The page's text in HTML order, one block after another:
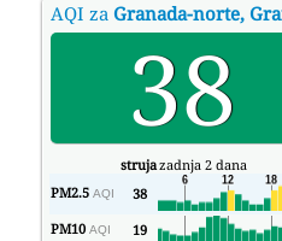
AQI za Granada-norte,
38
strujazadnja 2 dana
PM2.5 AQI 38
PM10 AQI 19